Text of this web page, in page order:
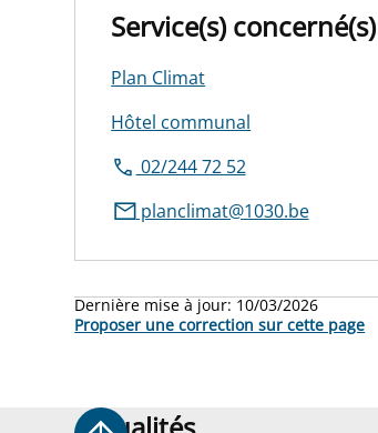
Service(s) concerné(s)
Plan Climat
Hôtel communal
02/244 72 52
planclimat@1030.be
Dernière mise à jour: 10/03/2026
Proposer une correction sur cette page